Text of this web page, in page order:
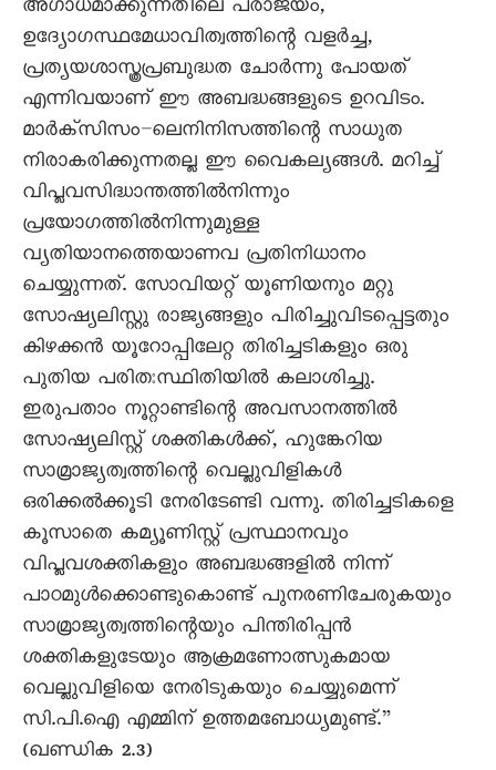
അഗാധമാക്കുന്നതിലെ പരാജയം,
ഉദ്യോഗസ്ഥമേധാവിത്വത്തിന്റെ വളര്‍ച്ച,
പ്രത്യയശാസ്ത്രപ്രബുദ്ധത ചോര്‍ന്നു പോയത്
എന്നിവയാണ് ഈ അബദ്ധങ്ങളുടെ ഉറവിടം.
മാര്‍ക്സിസം–ലെനിനിസത്തിന്റെ സാധുത
നിരാകരിക്കുന്നതല്ല ഈ വൈകല്യങ്ങള്‍. മറിച്ച്
വിപ്ലവസിദ്ധാന്തത്തില്‍നിന്നും
പ്രയോഗത്തില്‍നിന്നുമുള്ള
വ്യതിയാനത്തെയാണവ പ്രതിനിധാനം
ചെയ്യുന്നത്. സോവിയറ്റ് യൂണിയനും മറ്റു
സോഷ്യലിസ്റ്റു രാജ്യങ്ങളും പിരിച്ചുവിടപ്പെട്ടതും
കിഴക്കന്‍ യൂറോപ്പിലേറ്റ തിരിച്ചടികളും ഒരു
പുതിയ പരിതഃസ്ഥിതിയില്‍ കലാശിച്ചു.
ഇരുപതാം നൂറ്റാണ്ടിന്റെ അവസാനത്തില്‍
സോഷ്യലിസ്റ്റ് ശക്തികള്‍ക്ക്, ഹുങ്കേറിയ
സാമ്രാജ്യത്വത്തിന്റെ വെല്ലുവിളികള്‍
ഒരിക്കല്‍ക്കൂടി നേരിടേണ്ടി വന്നു. തിരിച്ചടികളെ
കൂസാതെ കമ്യൂണിസ്റ്റ് പ്രസ്ഥാനവും
വിപ്ലവശക്തികളും അബദ്ധങ്ങളില്‍ നിന്ന്
പാഠമുള്‍ക്കൊണ്ടുകൊണ്ട് പുനരണിചേരുകയും
സാമ്രാജ്യത്വത്തിന്റെയും പിന്തിരിപ്പന്‍
ശക്തികളുടേയും ആക്രമണോത്സുകമായ
വെല്ലുവിളിയെ നേരിടുകയും ചെയ്യുമെന്ന്
സി.പി.ഐ എമ്മിന് ഉത്തമബോധ്യമുണ്ട്.”
(ഖണ്ഡിക 2.3)